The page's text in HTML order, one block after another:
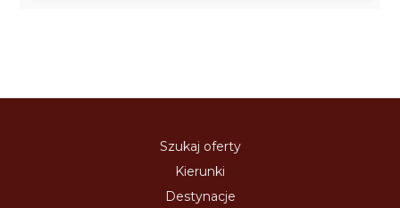
Szukaj oferty
Kierunki
Destynacje